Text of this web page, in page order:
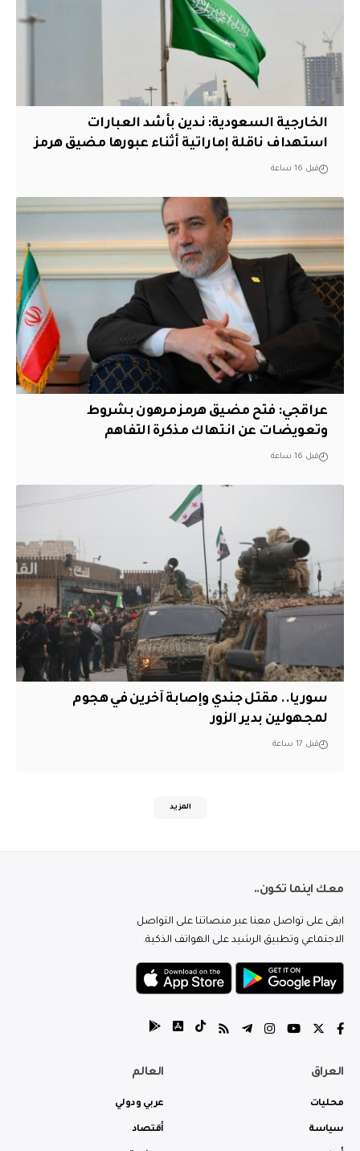
‏الخارجية السعودية: ندين بأشد العبارات
استهداف ناقلة إماراتية أثناء عبورها مضيق هرمز
قبل 16 ساعة
عراقجي: فتح مضيق هرمز مرهون بشروط
وتعويضات عن انتهاك مذكرة التفاهم
قبل 16 ساعة
سوريا.. مقتل جندي وإصابة آخرين في هجوم
لمجهولين بدير الزور
قبل 17 ساعة
المزيد
معك اينما تكون..
ابقى على تواصل معنا عبر منصاتنا على التواصل
الاجتماعي وتطبيق الرشيد على الهواتف الذكية.
العراق
محليات
سياسة
العالم
عربي ودولي
أقتصاد